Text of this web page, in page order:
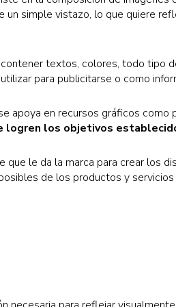
simple vistazo, lo que quiere
textos, colores, todo tipo
para publicitarse o como
apoya en recursos gráficos
logren los objetivos
le da la marca para crear los
de los productos y servicios